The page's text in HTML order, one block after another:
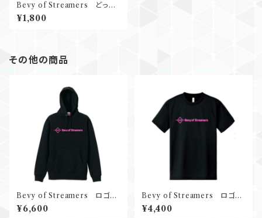
Bevy of Streamers どっと
こむさん光るキーホルダー (dec
orated by y'sモールド Co., L
¥1,800
その他の商品
Bevy of Streamers ロゴパ
ーカー (decorated by ENGI
N Co., Ltd.)
¥6,600
Bevy of Streamers ロゴT
シャツ (decorated by ENGI
N Co., Ltd.)
¥4,400